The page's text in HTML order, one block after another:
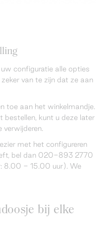
configuratie alle opties
van te zijn dat ze aan
toe aan het winkelmandje.
bestellen, kunt u deze later
met het configureren
bel dan 020-893 2770
8.00 - 15.00 uur). We
bij elke